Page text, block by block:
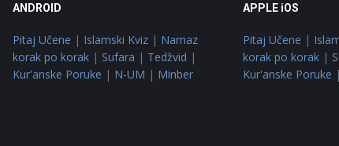
ANDROID
Pitaj Učene | Islamski Kviz| Namaz
korak po korak| Sufara | Tedžvid |
Kur'anske Poruke | N-UM | Minber
APPLE iOS
Pitaj Učene |
korak po korak |
Kur'anske Poruke |